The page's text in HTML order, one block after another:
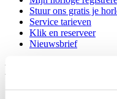
Stuur ons gratis je
Service tarieven
Klik en reserveer
Nieuwsbrief
Legal